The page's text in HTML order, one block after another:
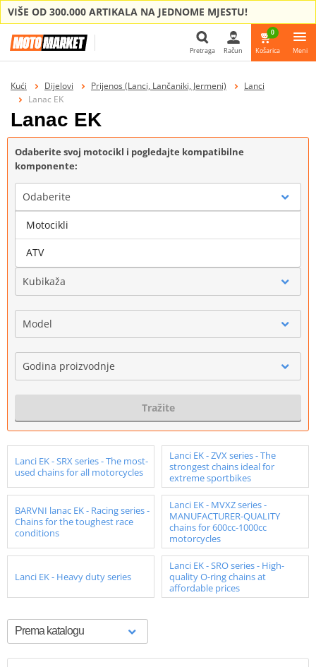
VIŠE OD 300.000 ARTIKALA NA JEDNOME MJESTU!
Pretraga
Pretraga Račun
0
Košarica Meni
Kući Dijelovi Prijenos (Lanci, Lančaniki, Jermeni)
Lanci
Lanac EK
Lanac EK
Odaberite svoj motocikl i pogledajte kompatibilne
komponente:
Odaberite
Marka
Kubikaža
Model
Godina proizvodnje
Tražite
Lanci EK - SRX series - The most-
used chains for all motorcycles
Lanci EK - ZVX series - The
strongest chains ideal for
extreme sportbikes
BARVNI lanac EK - Racing series -
Chains for the toughest race
conditions
Lanci EK - MVXZ series -
MANUFACTURER-QUALITY
chains for 600cc-1000cc
motorcycles
Lanci EK - Heavy duty series
Lanci EK - SRO series - High-
quality O-ring chains at
affordable prices
Motocikli
ATV